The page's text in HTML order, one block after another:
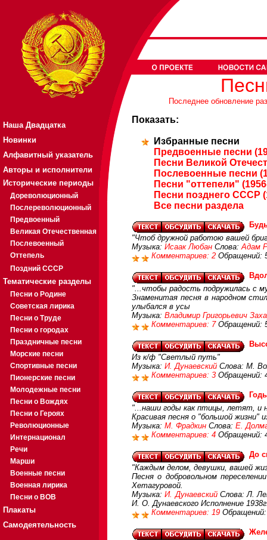
Наша Двадцатка
Новинки
Алфавитный указатель
Авторы и исполнители
Исторические периоды
Дореволюционный
Послереволюционный
Предвоенный
Великая Отечественная
Послевоенный
Оттепель
Поздний СССР
Тематические разделы
Песни о Родине
Советская лирика
Песни о Труде
Песни о городах
Праздничные песни
Морские песни
Спортивные песни
Пионерские песни
Молодежные песни
Песни о Вождях
Песни о Героях
Революционные
Интернационал
Речи
Марши
Военные песни
Военная лирика
Песни о ВОВ
Плакаты
Самодеятельность
Последнее обновление
Показать:
Избранные песни
Предвоенные песни
Песни Великой
Послевоенные песни
Песни "оттепели"
Песни позднего СССР
Все песни раздела
"Чтоб дружной работою вашей
Музыка: Исаак Любан Слова:Адам
Комментариев: 2 Обращений:
"...чтобы радость подружилась с
Знаменитая песня в народном
улыбался в усы
Музыка: Владимир Григорьевич
Комментариев: 7 Обращений:
Из к/ф "Светлый путь"
Музыка: И. Дунаевский Слова: М.
Комментариев: 3 Обращений:
"...наши годы как птицы, летят, и
Красивая песня о "большой жизни"
Музыка: М. Фрадкин Слова: Е.
Комментариев: 4 Обращений:
До
"Каждым делом, девушки, вашей
Песня о добровольном
Хетагуровой.
Музыка:И. ДунаевскийСлова: Л.
И. О. Дунаевского Исполнение
Комментариев: 19 Обращений: